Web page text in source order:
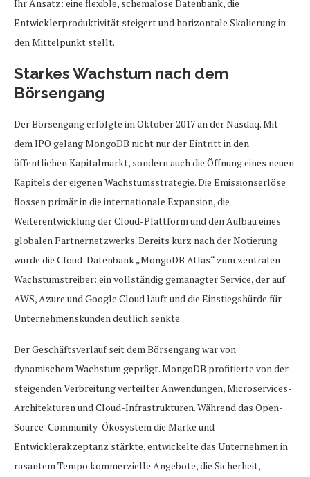
Ihr Ansatz: eine flexible, schemalose Datenbank, die
Entwicklerproduktivität steigert und horizontale Skalierung in
den Mittelpunkt stellt.
Starkes Wachstum nach dem
Börsengang
Der Börsengang erfolgte im Oktober 2017 an der Nasdaq. Mit
dem IPO gelang MongoDB nicht nur der Eintritt in den
öffentlichen Kapitalmarkt, sondern auch die Öffnung eines neuen
Kapitels der eigenen Wachstumsstrategie. Die Emissionserlöse
flossen primär in die internationale Expansion, die
Weiterentwicklung der Cloud-Plattform und den Aufbau eines
globalen Partnernetzwerks. Bereits kurz nach der Notierung
wurde die Cloud-Datenbank „MongoDB Atlas“ zum zentralen
Wachstumstreiber: ein vollständig gemanagter Service, der auf
AWS, Azure und Google Cloud läuft und die Einstiegshürde für
Unternehmenskunden deutlich senkte.
Der Geschäftsverlauf seit dem Börsengang war von
dynamischem Wachstum geprägt. MongoDB profitierte von der
steigenden Verbreitung verteilter Anwendungen, Microservices-
Architekturen und Cloud-Infrastrukturen. Während das Open-
Source-Community-Ökosystem die Marke und
Entwicklerakzeptanz stärkte, entwickelte das Unternehmen in
rasantem Tempo kommerzielle Angebote, die Sicherheit,